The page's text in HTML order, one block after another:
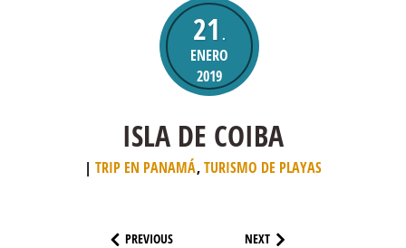
21 .
ENERO
2019
ISLA DE COIBA
TRIP EN PANAMÁ,TURISMO DE PLAYAS
PREVIOUS NEXT